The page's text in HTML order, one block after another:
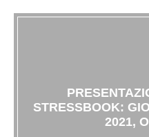
STRESSBOOK:
2021,